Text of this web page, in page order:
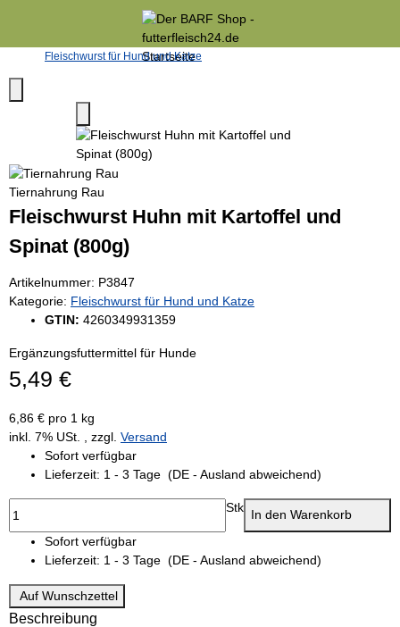
Fleischwurst für Hund und Katze
Tiernahrung Rau
Fleischwurst Huhn mit Kartoffel und
Spinat (800g)
Artikelnummer: P3847
Kategorie: Fleischwurst für Hund und Katze
GTIN: 4260349931359
Ergänzungsfuttermittel für Hunde
5,49 €
6,86 € pro 1 kg
inkl. 7% USt. , zzgl. Versand
Sofort verfügbar
Lieferzeit: 1 - 3 Tage (DE - Ausland abweichend)
Stk In den Warenkorb
Sofort verfügbar
Lieferzeit: 1 - 3 Tage (DE - Ausland abweichend)
Auf Wunschzettel
Beschreibung